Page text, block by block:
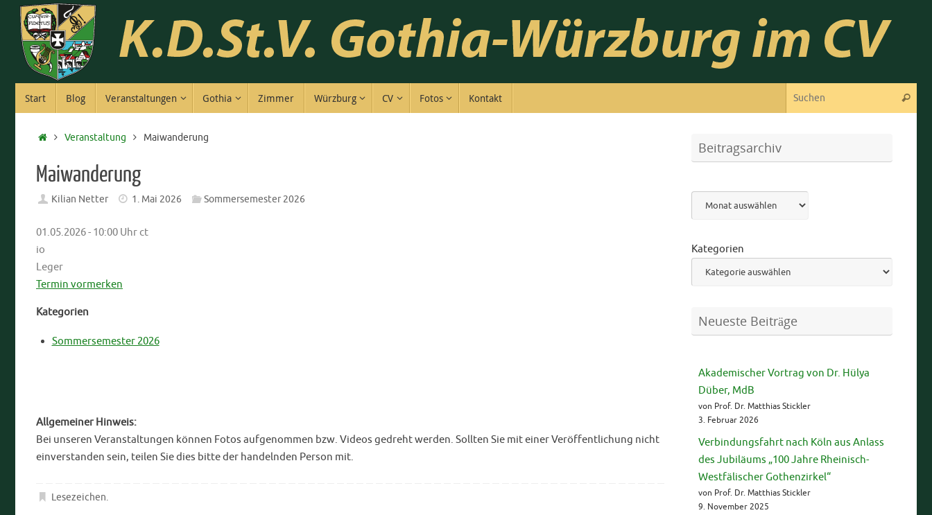
Zum
Inhalt
springen
Inhalt
Start Blog Veranstaltungen Gothia Zimmer Würzburg CV Fotos Kontakt Suchen
StartVeranstaltung Maiwanderung
Maiwanderung
Kilian Netter 1. Mai 2026 Sommersemester 2026
01.05.2026 - 10:00 Uhr ct
io
Leger
Termin vormerken
Kategorien
Sommersemester 2026
Allgemeiner Hinweis:
Bei unseren Veranstaltungen können Fotos aufgenommen bzw. Videos gedreht werden. Sollten Sie mit einer Veröffentlichung nicht
einverstanden sein, teilen Sie dies bitte der handelnden Person mit.
Lesezeichen.
Beitragsarchiv
Archiv
Kategorien
Neueste Beiträge
Akademischer Vortrag von Dr. Hülya
Düber, MdB
von Prof. Dr. Matthias Stickler
3. Februar 2026
Verbindungsfahrt nach Köln aus Anlass
des Jubiläums „100 Jahre Rheinisch-
Westfälischer Gothenzirkel“
von Prof. Dr. Matthias Stickler
9. November 2025